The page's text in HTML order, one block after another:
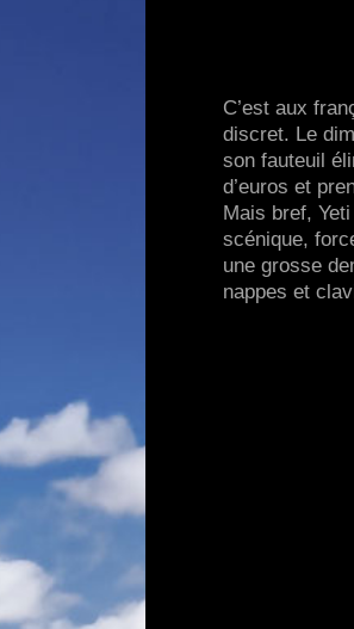
C’est aux
discret. Le
son fauteuil
d’euros et
Mais bref,
scénique,
une grosse
nappes et